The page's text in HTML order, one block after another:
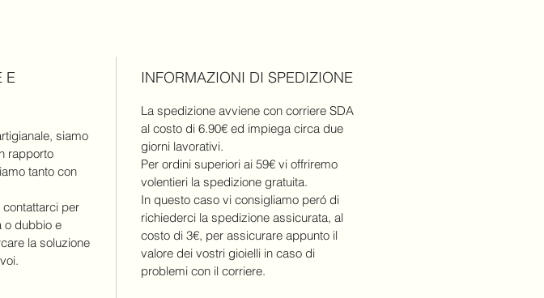
E
siamo
rapporto
tanto con
per
o dubbio e
la soluzione
INFORMAZIONI DI SPEDIZIONE
La spedizione avviene con corriere SDA
al costo di 6.90€ ed impiega circa due
giorni lavorativi.
Per ordini superiori ai 59€ vi offriremo
volentieri la spedizione gratuita.
In questo caso vi consigliamo peró di
richiederci la spedizione assicurata, al
costo di 3€, per assicurare appunto il
valore dei vostri gioielli in caso di
problemi con il corriere.